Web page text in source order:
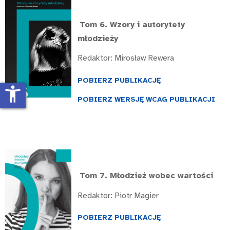
Tom 6. Wzory i autorytety
młodzieży
Redaktor: Mirosław Rewera
POBIERZ PUBLIKACJĘ
POBIERZ WERSJĘ WCAG PUBLIKACJI
Tom 7. Młodzież wobec wartości
Redaktor: Piotr Magier
POBIERZ PUBLIKACJĘ
accessibility_new